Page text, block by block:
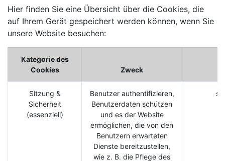
Hier finden Sie eine Übersicht über die Cookies, die
auf Ihrem Gerät gespeichert werden können, wenn Sie
unsere Website besuchen:
Kategorie des
Cookies
Zweck
Sitzung &
Sicherheit
(essenziell)
Benutzer authentifizieren,
Benutzerdaten schützen
und es der Website
ermöglichen, die von den
Benutzern erwarteten
Dienste bereitzustellen,
wie z. B. die Pflege des